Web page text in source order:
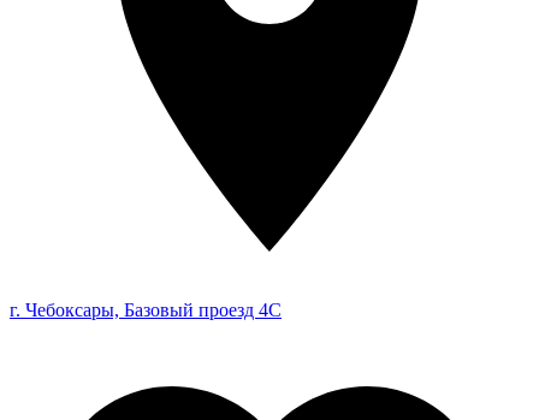
г. Чебоксары, Базовый проезд 4С